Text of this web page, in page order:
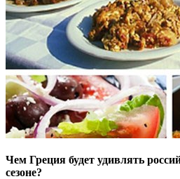
Чем Греция будет удивлять
сезоне?